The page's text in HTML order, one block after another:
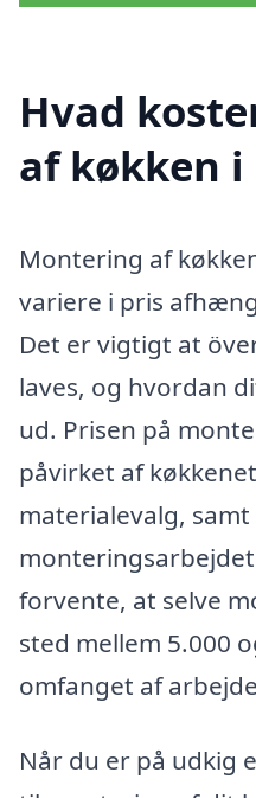
Hvad
af køkken i
Montering af
variere i pris
Det er vigtigt at
laves, og hvordan
ud. Prisen på
påvirket af
materialevalg,
forvente, at selve
sted mellem 5.000
omfanget af
Når du er på udkig